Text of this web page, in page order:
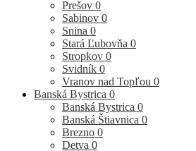
Prešov 0
Sabinov 0
Snina 0
Stará Ľubovňa 0
Stropkov 0
Svidník 0
Vranov nad Topľou 0
Banská Bystrica 0
Banská Bystrica 0
Banská Štiavnica 0
Brezno 0
Detva 0